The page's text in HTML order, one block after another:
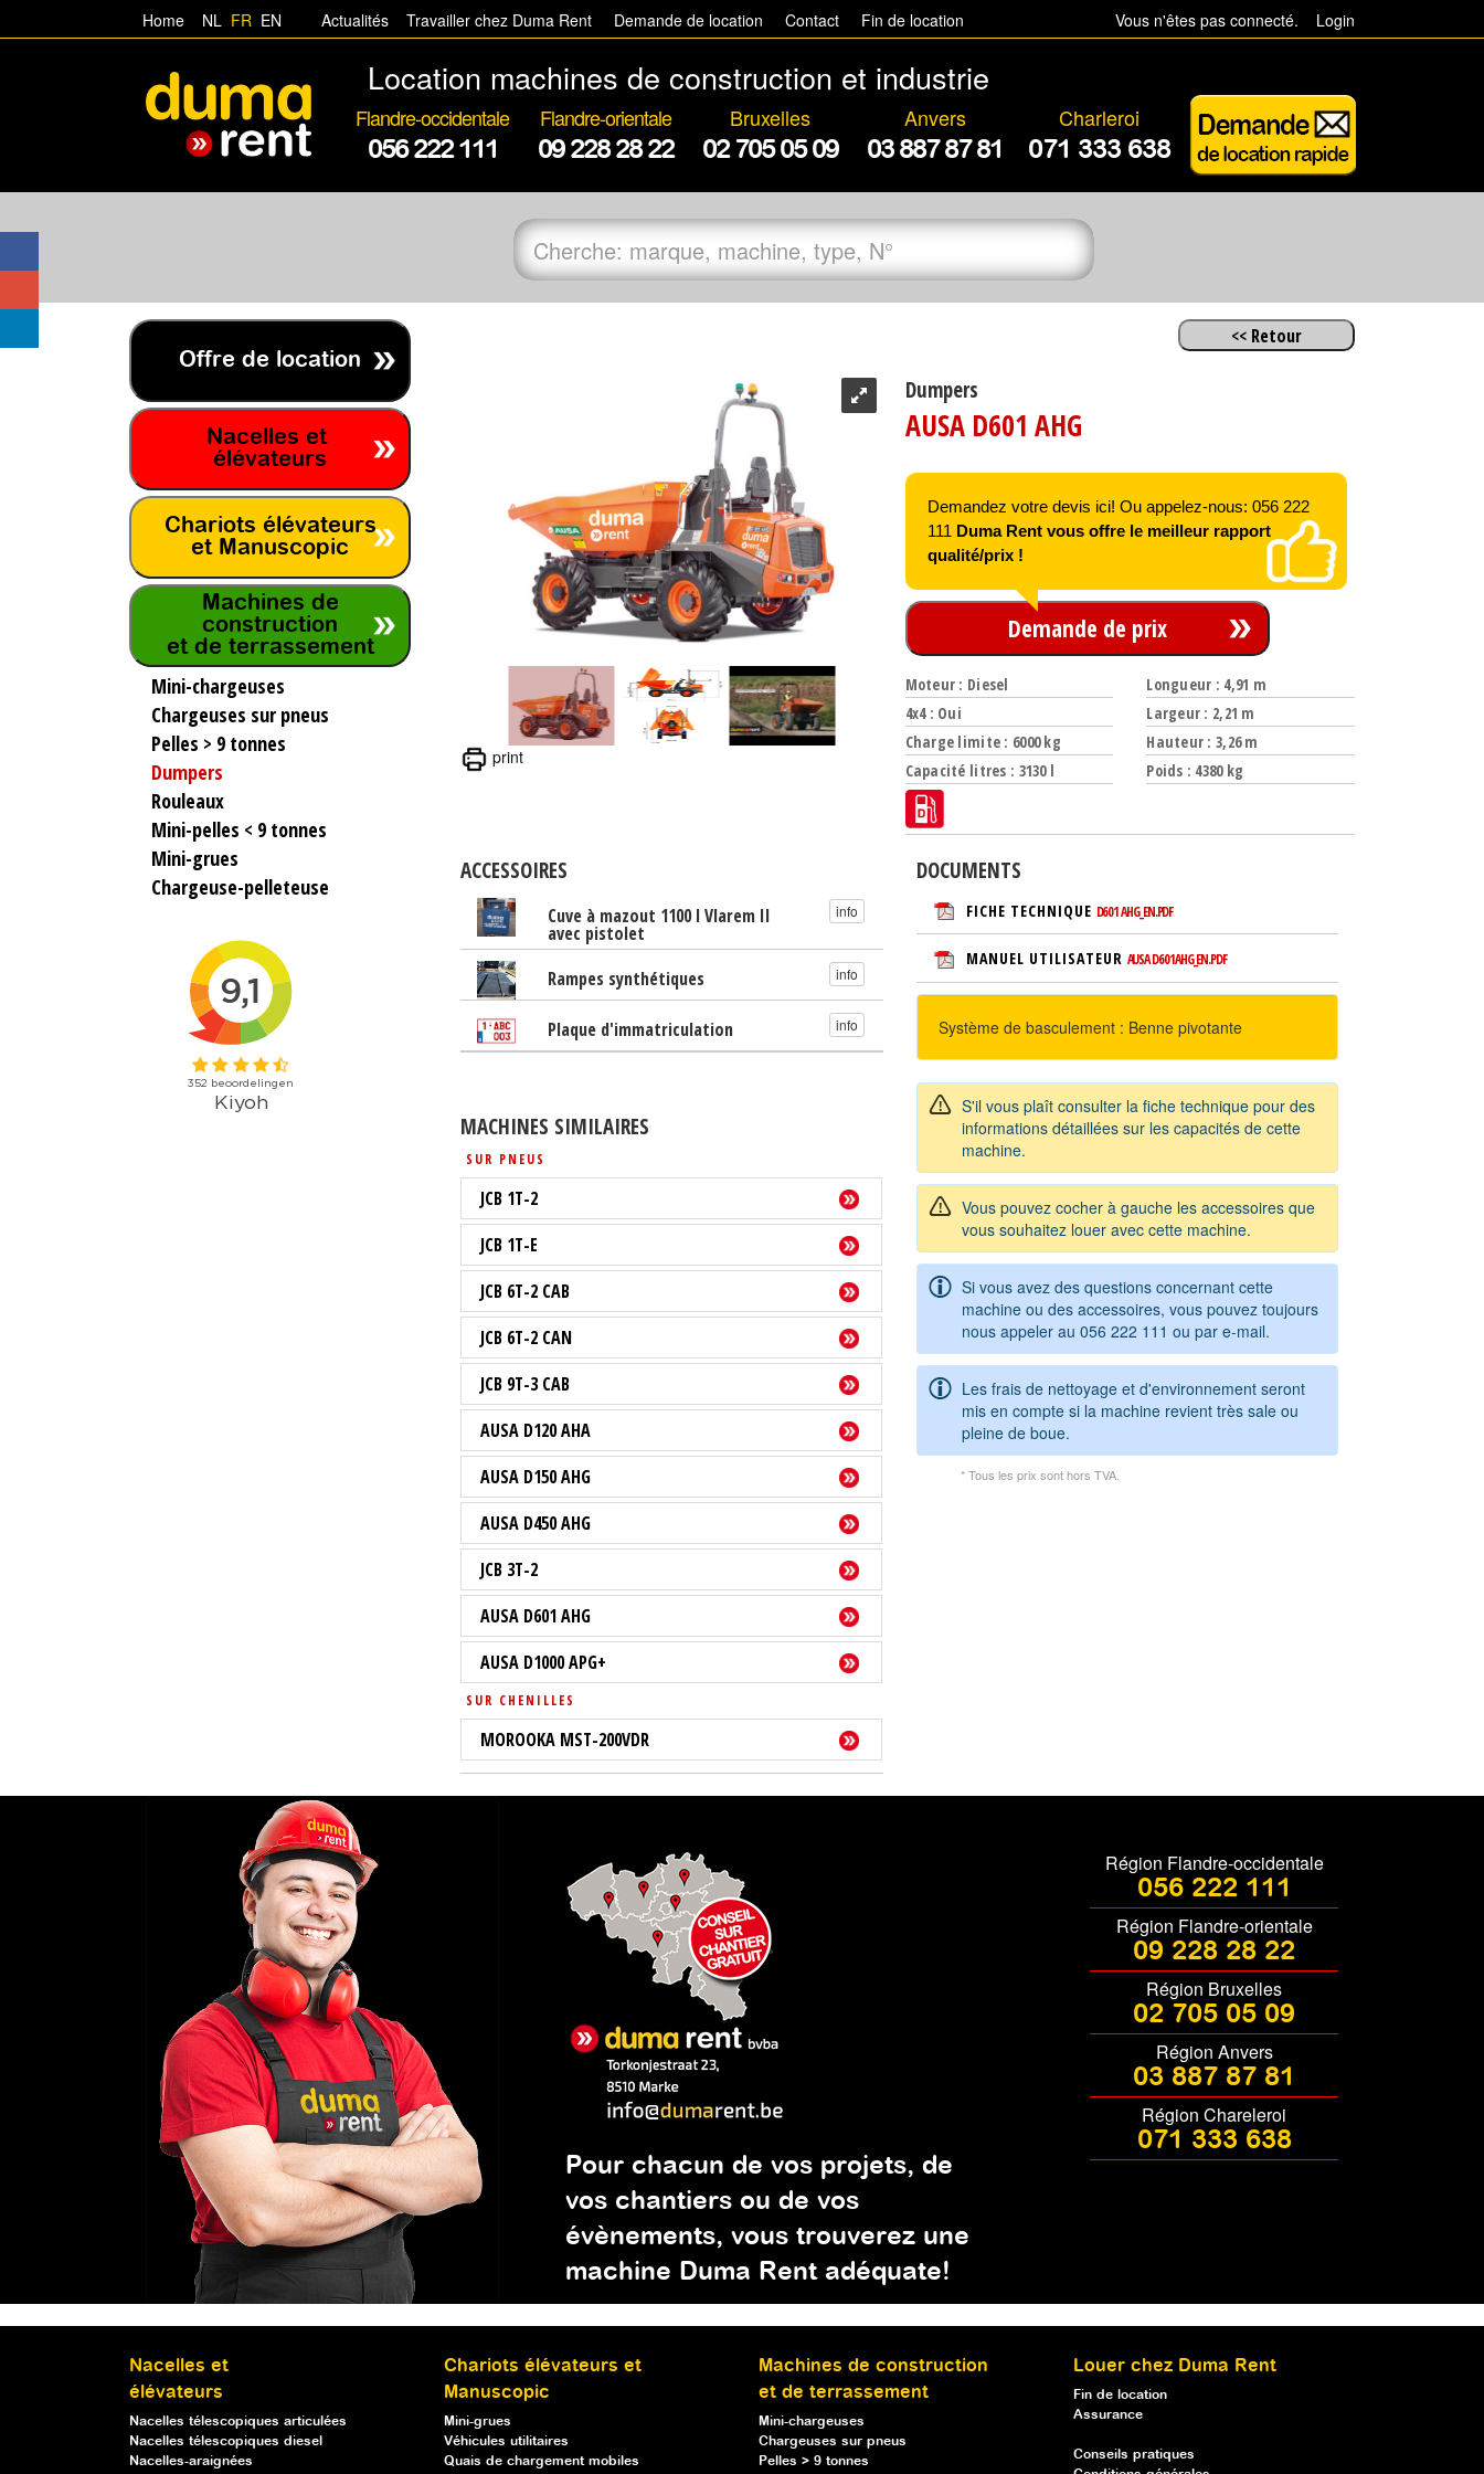
Home NL FR EN Actualités Travailler chez Duma Rent Demande de location Contact Fin de location Vous n'êtes pas connecté. Login
Location machines de construction et industrie
Flandre-occidentale
056 222 111
Flandre-orientale
09 228 28 22
Bruxelles
02 705 05 09
Anvers
03 887 87 81
Charleroi
071 333 638
print
Dumpers
AUSA D601 AHG
Demandez votre devis ici! Ou appelez-nous: 056 222
111 Duma Rent vous offre le meilleur rapport
qualité/prix !
Demande de prix
Moteur : Diesel
4x4 : Oui
Charge limite : 6000 kg
Capacité litres : 3130 l
Longueur : 4,91 m
Largeur : 2,21 m
Hauteur : 3,26 m
Poids : 4380 kg
ACCESSOIRES
Cuve à mazout 1100 l Vlarem II
avec pistolet
info
Rampes synthétiques info
Plaque d'immatriculation info
MACHINES SIMILAIRES
SUR PNEUS
JCB 1T-2
JCB 1T-E
JCB 6T-2 CAB
JCB 6T-2 CAN
JCB 9T-3 CAB
AUSA D120 AHA
AUSA D150 AHG
AUSA D450 AHG
JCB 3T-2
AUSA D601 AHG
AUSA D1000 APG+
SUR CHENILLES
MOROOKA MST-200VDR
DOCUMENTS
FICHE TECHNIQUE D601 AHG_EN.PDF
MANUEL UTILISATEUR AUSA D601AHG_EN.PDF
Système de basculement : Benne pivotante
S'il vous plaît consulter la fiche technique pour des
informations détaillées sur les capacités de cette
machine.
Vous pouvez cocher à gauche les accessoires que
vous souhaitez louer avec cette machine.
Si vous avez des questions concernant cette
machine ou des accessoires, vous pouvez toujours
nous appeler au 056 222 111 ou par e-mail.
Les frais de nettoyage et d'environnement seront
mis en compte si la machine revient très sale ou
pleine de boue.
* Tous les prix sont hors TVA.
Offre de location
Nacelles et
élévateurs
Chariots élévateurs
et Manuscopic
Machines de
construction
et de terrassement
Mini-chargeuses
Chargeuses sur pneus
Pelles > 9 tonnes
Dumpers
Rouleaux
Mini-pelles < 9 tonnes
Mini-grues
Chargeuse-pelleteuse
Pour chacun de vos projets, de
vos chantiers ou de vos
évènements, vous trouverez une
machine Duma Rent adéquate!
Région Flandre-occidentale
056 222 111
Région Flandre-orientale
09 228 28 22
Région Bruxelles
02 705 05 09
Région Anvers
03 887 87 81
Région Chareleroi
071 333 638
Nacelles et
élévateurs
Nacelles télescopiques articulées
Nacelles télescopiques diesel
Nacelles-araignées
Chariots élévateurs et
Manuscopic
Mini-grues
Véhicules utilitaires
Quais de chargement mobiles
Machines de construction
et de terrassement
Mini-chargeuses
Chargeuses sur pneus
Pelles > 9 tonnes
Louer chez Duma Rent
Fin de location
Assurance
Conseils pratiques